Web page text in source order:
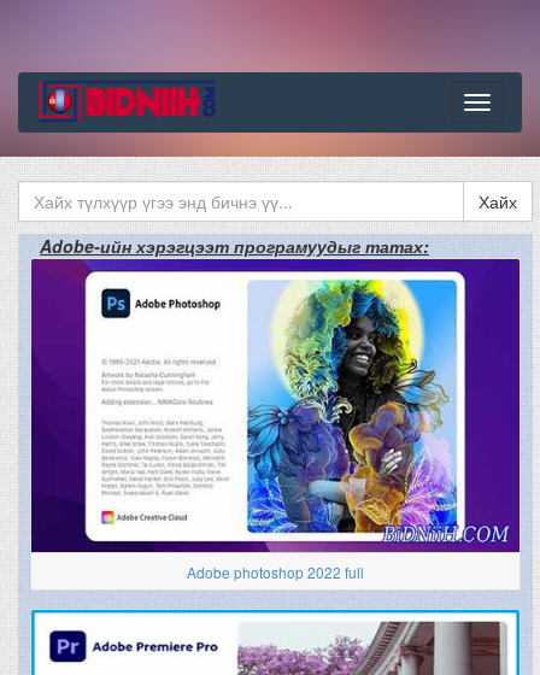
Цэс
Хайх
Adobe-ийн хэрэгцээт програмуудыг татах:
Adobe photoshop 2022 full